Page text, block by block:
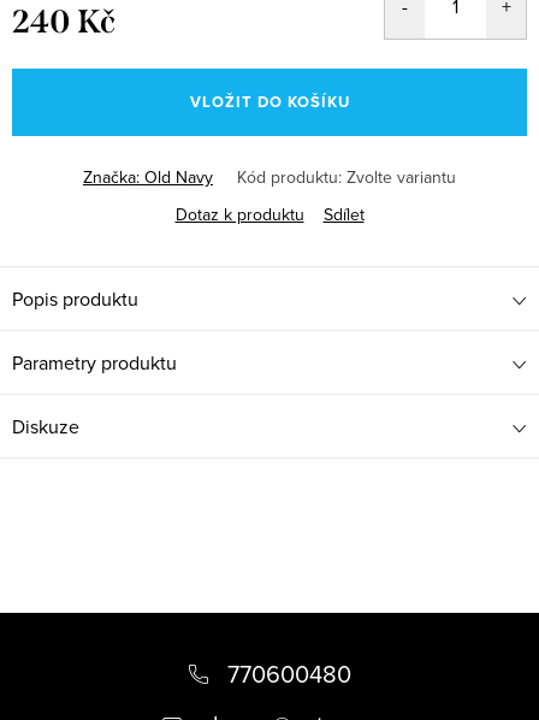
240 Kč
cena:
VLOŽIT DO KOŠÍKU
Značka: Old Navy Kód produktu: Zvolte variantu
Dotaz k produktu
Sdílet
Popis produktu
Parametry produktu
Diskuze
770600480